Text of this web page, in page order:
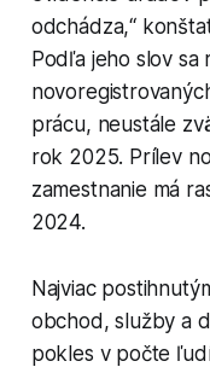
odchádza,“
Podľa jeho slov
prácu, neustále
rok 2025. Prílev
zamestnanie má
2024.
Najviac
obchod, služby a
pokles v počte